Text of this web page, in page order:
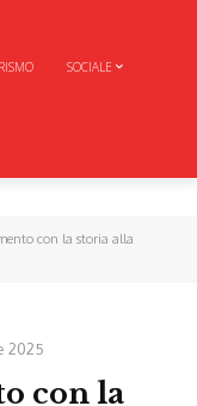
SOCIALE
con la storia alla
2025
con la